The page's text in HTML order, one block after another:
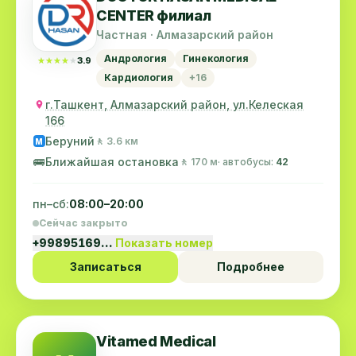
★★★★★
★★★★★3.9
CENTER филиал
Частная · Алмазарский район
Андрология
Гинекология
Кардиология
+16
г.Ташкент, Алмазарский район, ул.Келеская
166
M Беруний 🚶 3.6 км
🚌Ближайшая остановка 🚶 170 м· автобусы: 42
пн–сб:08:00–20:00
Сейчас закрыто
+99895169… Показать номер
Записаться
Подробнее
Vitamed Medical